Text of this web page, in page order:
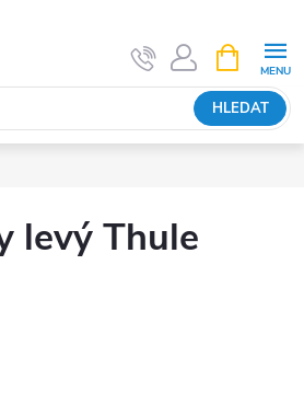
HLEDAT
NÁKUPNÍ
KOŠÍK
levý Thule